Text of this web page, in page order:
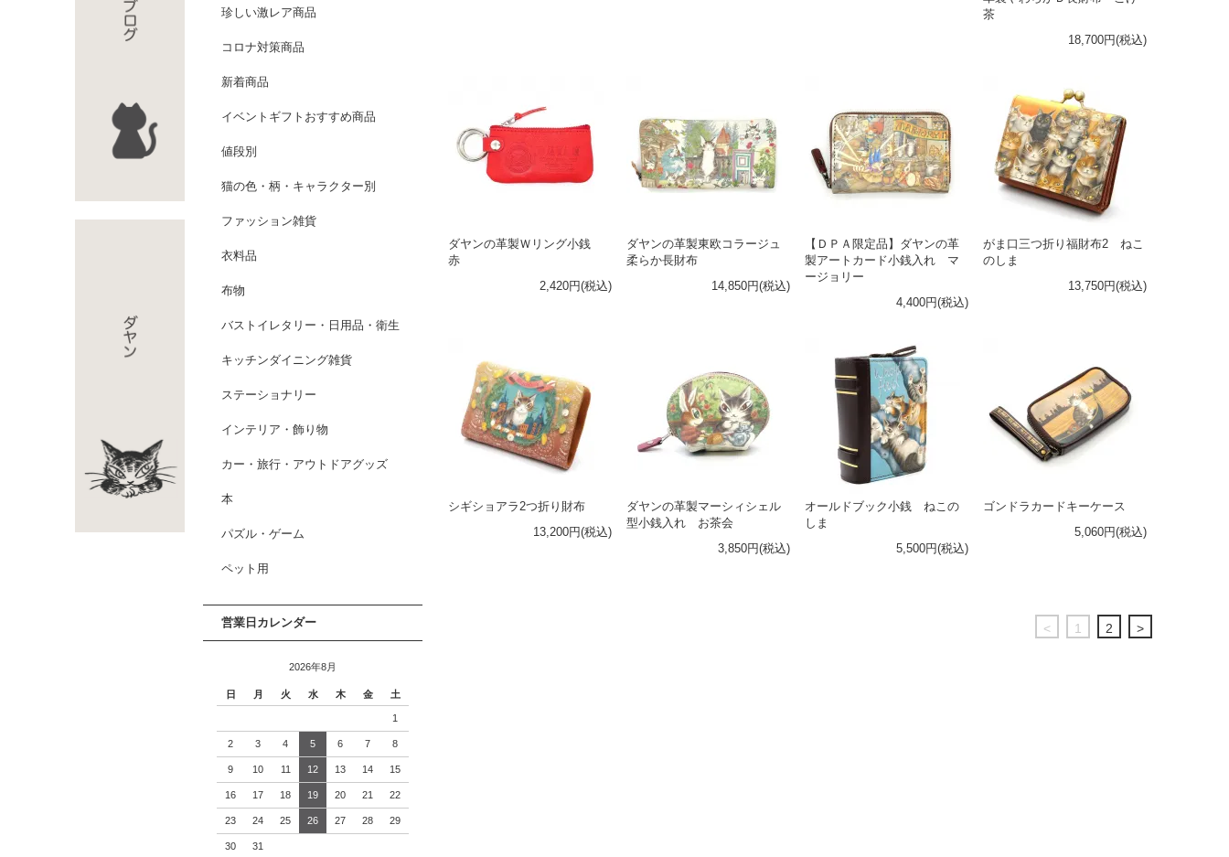
茶
18,700円(税込)
ダヤンの革製Ｗリング小銭
赤
2,420円(税込)
ダヤンの革製東欧コラージュ
柔らか長財布
14,850円(税込)
【ＤＰＡ限定品】ダヤンの革
製アートカード小銭入れ マ
ージョリー
4,400円(税込)
がま口三つ折り福財布2 ねこ
のしま
13,750円(税込)
シギショアラ2つ折り財布
13,200円(税込)
ダヤンの革製マーシィシェル
型小銭入れ お茶会
3,850円(税込)
オールドブック小銭 ねこの
しま
5,500円(税込)
ゴンドラカードキーケース
5,060円(税込)
< 1 2 >
珍しい激レア商品
コロナ対策商品
新着商品
イベントギフトおすすめ商品
値段別
猫の色・柄・キャラクター別
ファッション雑貨
衣料品
布物
バストイレタリー・日用品・衛生
キッチンダイニング雑貨
ステーショナリー
インテリア・飾り物
カー・旅行・アウトドアグッズ
本
パズル・ゲーム
ペット用
営業日カレンダー
2026年8月
日 月 火 水 木 金 土
1
2 3 4 5 6 7 8
9 10 11 12 13 14 15
16 17 18 19 20 21 22
23 24 25 26 27 28 29
30 31